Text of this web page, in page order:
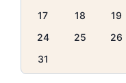
17
18 19
24
25 26
31